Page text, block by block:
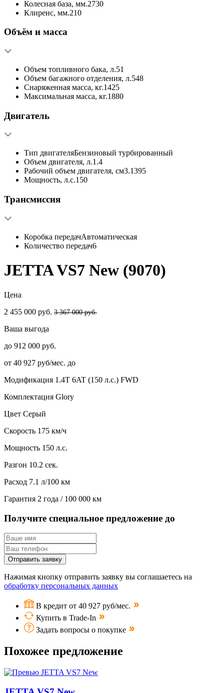
Колесная база, мм.2730
Клиренс, мм.210
Объём и масса
Объем топливного бака, л.51
Объем багажного отделения, л.548
Снаряженная масса, кг.1425
Максимальная масса, кг.1880
Двигатель
Тип двигателяБензиновый турбированный
Объем двигателя, л.1.4
Рабочий объем двигателя, см3.1395
Мощность, л.с.150
Трансмиссия
Коробка передачАвтоматическая
Количество передач6
JETTA VS7 New (9070)
Цена
2 455 000 руб. 3 367 000 руб.
Ваша выгода
до 912 000 руб.
от 40 927 руб/мес. до
Модификация 1.4T 6AT (150 л.с.) FWD
Комплектация Glory
Цвет Серый
Скорость 175 км/ч
Мощность 150 л.с.
Разгон 10.2 сек.
Расход 7.1 л/100 км
Гарантия 2 года / 100 000 км
Получите специальное предложение до
Отправить заявку
Нажимая кнопку отправить заявку вы соглашаетесь на
обработку персональных данных
В кредит от 40 927 руб/мес.
Купить в Trade-In
Задать вопросы о покупке
Похожее предложение